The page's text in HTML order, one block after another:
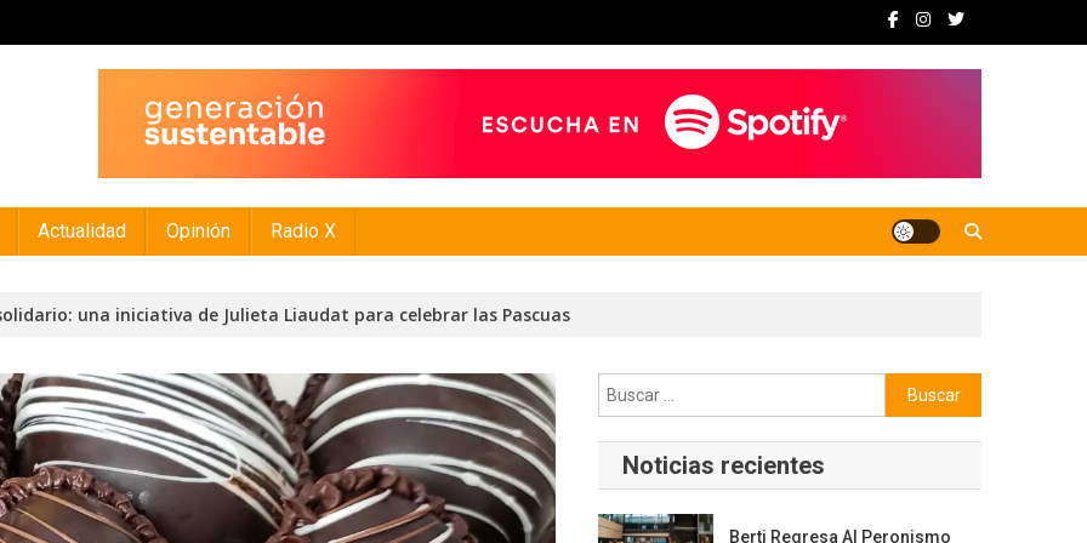
Actualidad Opinión Radio X
una iniciativa de Julieta Liaudat para celebrar las Pascuas
Buscar:
Noticias recientes
Berti Regresa Al Peronismo